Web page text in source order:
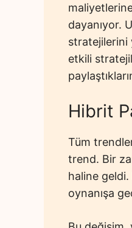
dayanıyor.
stratejilerini
etkili
Hibrit
Tüm
trend. Bir
haline
oynanışa